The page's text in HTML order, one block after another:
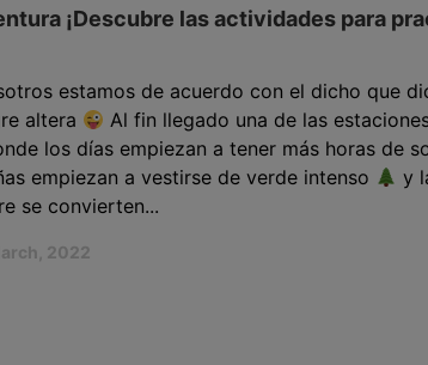
¡Descubre las actividades para
estamos de acuerdo con el dicho que
altera
Al fin llegado una de las
los días empiezan a tener más horas de
empiezan a vestirse de verde intenso
y
se convierten...
2022